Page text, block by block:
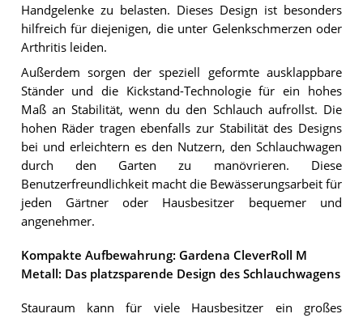
Handgelenke zu belasten. Dieses Design ist besonders
hilfreich für diejenigen, die unter Gelenkschmerzen oder
Arthritis leiden.
Außerdem sorgen der speziell geformte ausklappbare
Ständer und die Kickstand-Technologie für ein hohes
Maß an Stabilität, wenn du den Schlauch aufrollst. Die
hohen Räder tragen ebenfalls zur Stabilität des Designs
bei und erleichtern es den Nutzern, den Schlauchwagen
durch den Garten zu manövrieren. Diese
Benutzerfreundlichkeit macht die Bewässerungsarbeit für
jeden Gärtner oder Hausbesitzer bequemer und
angenehmer.
Kompakte Aufbewahrung: Gardena CleverRoll M
Metall: Das platzsparende Design des Schlauchwagens
Stauraum kann für viele Hausbesitzer ein großes